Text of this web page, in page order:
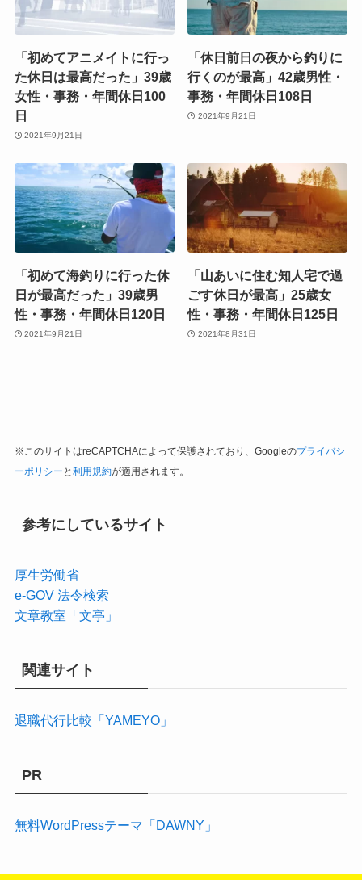
「初めてアニメイトに行っ
た休日は最高だった」39歳
女性・事務・年間休日100
日
2021年9月21日
「休日前日の夜から釣りに
行くのが最高」42歳男性・
事務・年間休日108日
2021年9月21日
「初めて海釣りに行った休
日が最高だった」39歳男
性・事務・年間休日120日
2021年9月21日
「山あいに住む知人宅で過
ごす休日が最高」25歳女
性・事務・年間休日125日
2021年8月31日
※このサイトはreCAPTCHAによって保護されており、Googleのプライバシ
ーポリシー と 利用規約が適用されます。
参考にしているサイト
厚生労働省
e-GOV 法令検索
文章教室「文亭」
関連サイト
退職代行比較「YAMEYO」
PR
無料WordPressテーマ「DAWNY」